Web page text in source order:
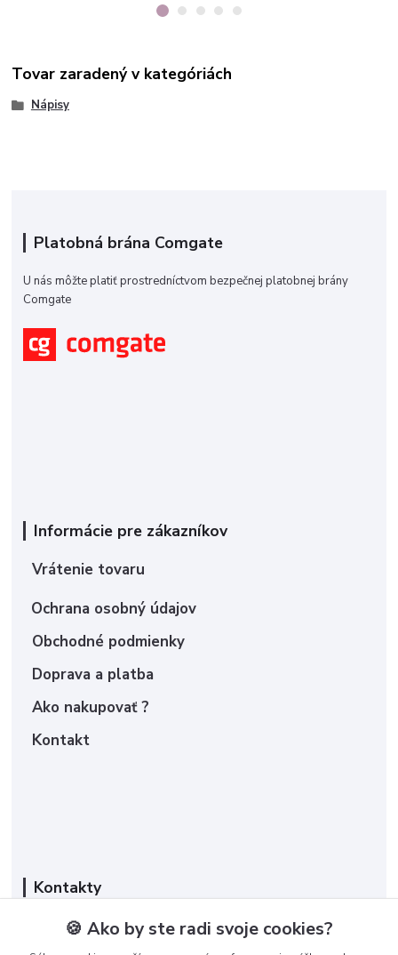
Tovar zaradený v kategóriách
Nápisy
Platobná brána Comgate
U nás môžte platiť prostredníctvom bezpečnej platobnej brány
Comgate
Informácie pre zákazníkov
Vrátenie tovaru
Ochrana osobný údajov
Obchodné podmienky
Doprava a platba
Ako nakupovať ?
Kontakt
Kontakty
Zákaznícka podpora
+421 950 365 567
🍪 Ako by ste radi svoje cookies?